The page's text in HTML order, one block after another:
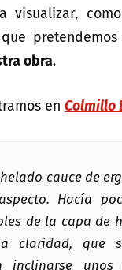
obra.
enColmillo
cauce de
Hacía
de la capa de
claridad, que
inclinarse